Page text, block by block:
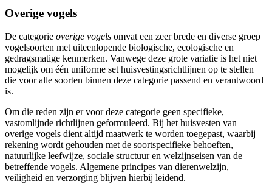
Overige vogels
De categorie overige vogels omvat een zeer brede en diverse groep
vogelsoorten met uiteenlopende biologische, ecologische en
gedragsmatige kenmerken. Vanwege deze grote variatie is het niet
mogelijk om één uniforme set huisvestingsrichtlijnen op te stellen
die voor alle soorten binnen deze categorie passend en verantwoord
is.
Om die reden zijn er voor deze categorie geen specifieke,
vastomlijnde richtlijnen geformuleerd. Bij het huisvesten van
overige vogels dient altijd maatwerk te worden toegepast, waarbij
rekening wordt gehouden met de soortspecifieke behoeften,
natuurlijke leefwijze, sociale structuur en welzijnseisen van de
betreffende vogels. Algemene principes van dierenwelzijn,
veiligheid en verzorging blijven hierbij leidend.